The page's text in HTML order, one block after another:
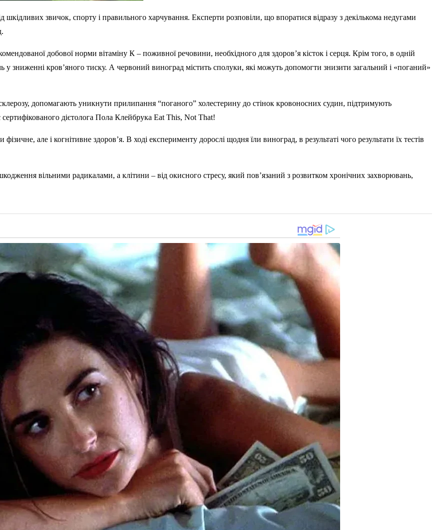
звичок, спорту і правильного харчування. Експерти розповіли, що впоратися відразу з декількома недугами
добової норми вітаміну К – поживної речовини, необхідного для здоров’я кісток і серця. Крім того, в одній
у зниженні кров’яного тиску. А червоний виноград містить сполуки, які можуть допомогти знизити загальний і «поганий»
допомагають уникнути прилипання “поганого” холестерину до стінок кровоносних судин, підтримують
дієтолога Пола Клейбрука Eat This, Not That!
але і когнітивне здоров’я. В ході експерименту дорослі щодня їли виноград, в результаті чого результати їх тестів
вільними радикалами, а клітини – від окисного стресу, який пов’язаний з розвитком хронічних захворювань,